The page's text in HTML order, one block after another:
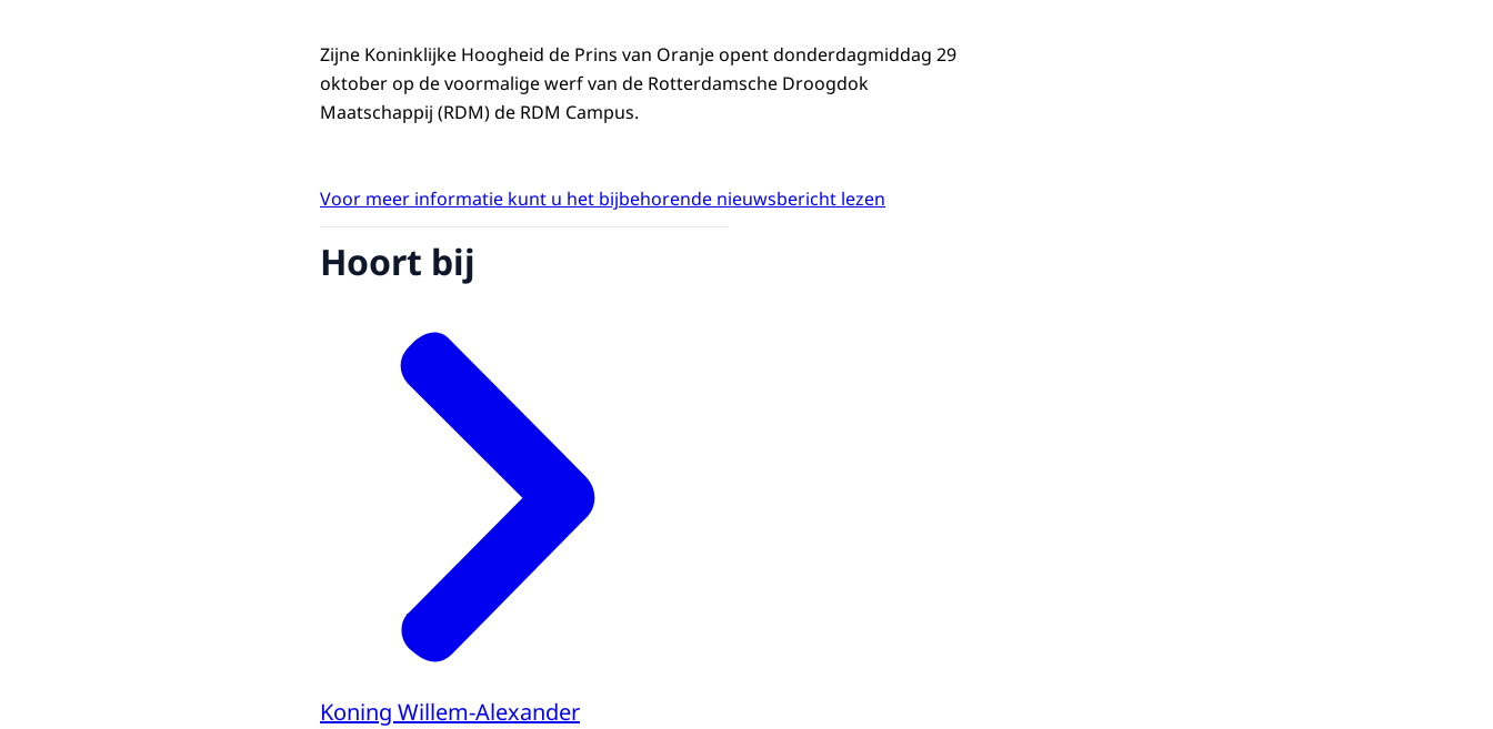
Zijne Koninklijke Hoogheid de Prins van Oranje opent donderdagmiddag 29
oktober op de voormalige werf van de Rotterdamsche Droogdok
Maatschappij (RDM) de RDM Campus.
Voor meer informatie kunt u het bijbehorende nieuwsbericht lezen
Hoort bij
Koning Willem-Alexander